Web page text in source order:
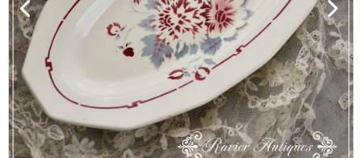
カルトナージュLeather用
金具・パーツ類
フルキット
Jolipapier